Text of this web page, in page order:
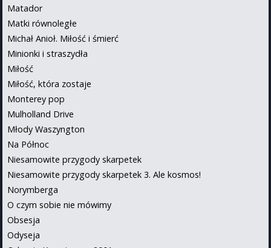
Matador
Matki równoległe
Michał Anioł. Miłość i śmierć
Minionki i straszydła
Miłość
Miłość, która zostaje
Monterey pop
Mulholland Drive
Młody Waszyngton
Na Północ
Niesamowite przygody skarpetek
Niesamowite przygody skarpetek 3. Ale kosmos!
Norymberga
O czym sobie nie mówimy
Obsesja
Odyseja